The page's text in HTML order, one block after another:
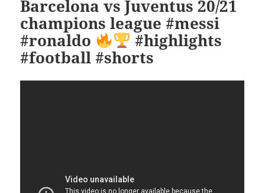
Barcelona vs Juventus 20/21
champions league #messi
#ronaldo
#highlights
#football #shorts